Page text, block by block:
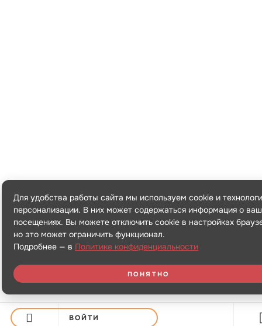
ВОЙТИ
Для удобства работы сайта мы используем cookie и
персонализации. В них может содержаться информация о
посещениях. Вы можете отключить cookie в настройках
но это может ограничить функционал.
Подробнее — в Политике конфиденциальности
ПОНЯТНО